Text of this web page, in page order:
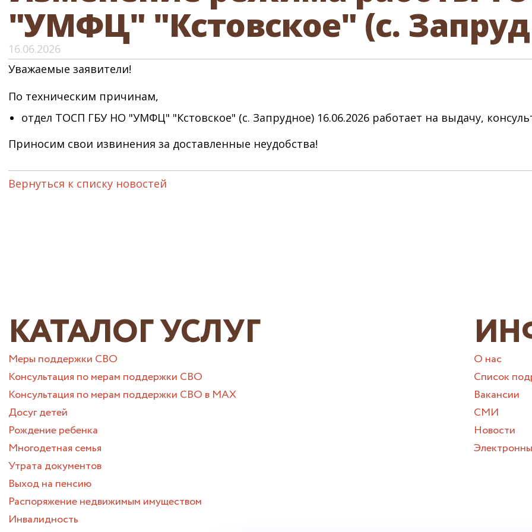
"УМФЦ" "Кстовское" (с.
16.06.2026
Уважаемые заявители!
По техническим причинам,
отдел ТОСП ГБУ НО "УМФЦ" "Кстовское" (с. Запрудное) 16.06.2026 работает на выдачу,
Приносим свои извинения за доставленные неудобства!
Вернуться к списку новостей
КАТАЛОГ УСЛУГ
Меры поддержки СВО
Консультация по мерам поддержки СВО
Консультация по мерам поддержки СВО в МАХ
Досуг детей
Рождение ребенка
Многодетная семья
Утрата документов
Выход на пенсию
Распоряжение недвижимым имуществом
Инвалидность
О нас
Список
Вакансии
СМИ
Новости